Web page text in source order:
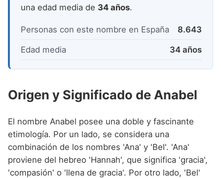
Nombres de Niña que empiezan por U
Nombres de Niña que empiezan por V
Nombres de Niña que empiezan por W
Nombres de Niña que empiezan por Z
una edad media de 34 años.
Personas con este nombre en España 8.643
Edad media 34 años
Origen y Significado de Anabel
El nombre Anabel posee una doble y fascinante
etimología. Por un lado, se considera una
combinación de los nombres 'Ana' y 'Bel'. 'Ana'
proviene del hebreo 'Hannah', que significa 'gracia',
'compasión' o 'llena de gracia'. Por otro lado, 'Bel'